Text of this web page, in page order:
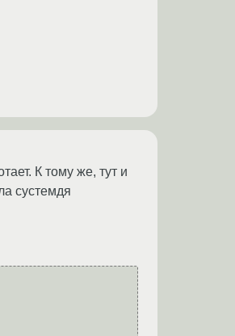
К тому же, тут и
сустемдя